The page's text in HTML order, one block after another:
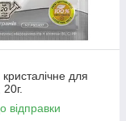
для
відправки